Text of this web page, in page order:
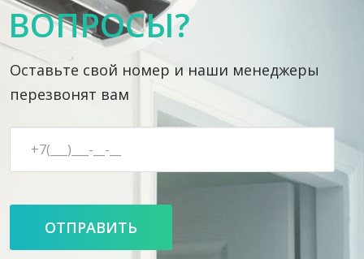
ВОПРОСЫ?
Оставьте свой номер и наши менеджеры
перезвонят вам